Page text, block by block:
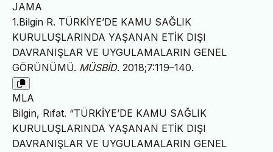
JAMA
1.Bilgin R. TÜRKİYE’DE KAMU SAĞLIK
KURULUŞLARINDA YAŞANAN ETİK DIŞI
DAVRANIŞLAR VE UYGULAMALARIN GENEL
GÖRÜNÜMÜ. MÜSBİD. 2018;7:119–140.
MLA
Bilgin, Rıfat. “TÜRKİYE’DE KAMU SAĞLIK
KURULUŞLARINDA YAŞANAN ETİK DIŞI
DAVRANIŞLAR VE UYGULAMALARIN GENEL